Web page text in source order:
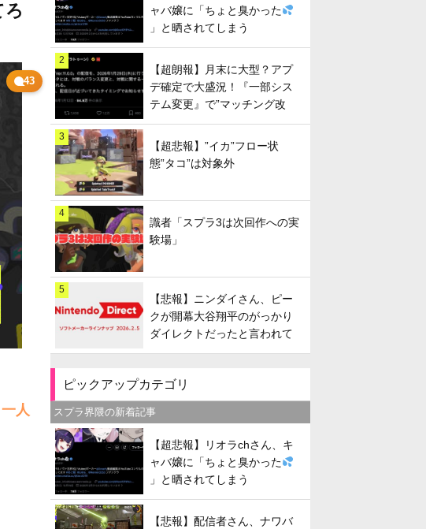
43
人
ャバ嬢に「ちょと臭かった
」と晒されてしまう
2
【超朗報】月末に大型？アプ
デ確定で大盛況！『一部シス
テム変更』で”マッチング改
善”への期待が高まる
3
【超悲報】”イカ”フロー状
態”タコ”は対象外
4
識者「スプラ3は次回作への実
験場」
5
【悲報】ニンダイさん、ピー
クが開幕大谷翔平のがっかり
ダイレクトだったと言われて
しまう
ピックアップカテゴリ
スプラ界隈の新着記事
【超悲報】リオラchさん、キ
ャバ嬢に「ちょと臭かった
」と晒されてしまう
【悲報】配信者さん、ナワバ